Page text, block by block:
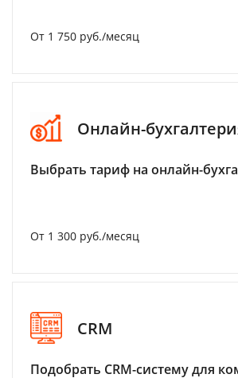
От 1 750 руб./месяц
Онлайн-
Выбрать тариф на онлайн-
От 1 300 руб./месяц
CRM
Подобрать CRM-систему для